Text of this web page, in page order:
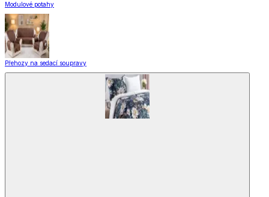
Modulové potahy
Přehozy na sedací soupravy